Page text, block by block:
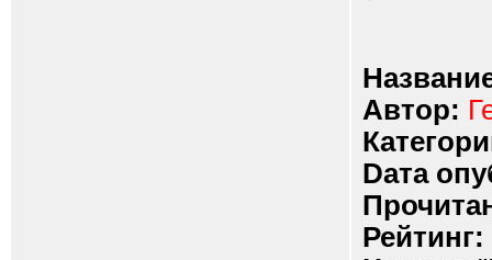
Автор:
Dата
Рейтинг: